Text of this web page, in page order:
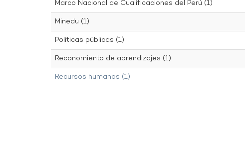
Marco Nacional de Cualificaciones del Perú (1)
Minedu (1)
Políticas públicas (1)
Reconomiento de aprendizajes (1)
Recursos humanos (1)